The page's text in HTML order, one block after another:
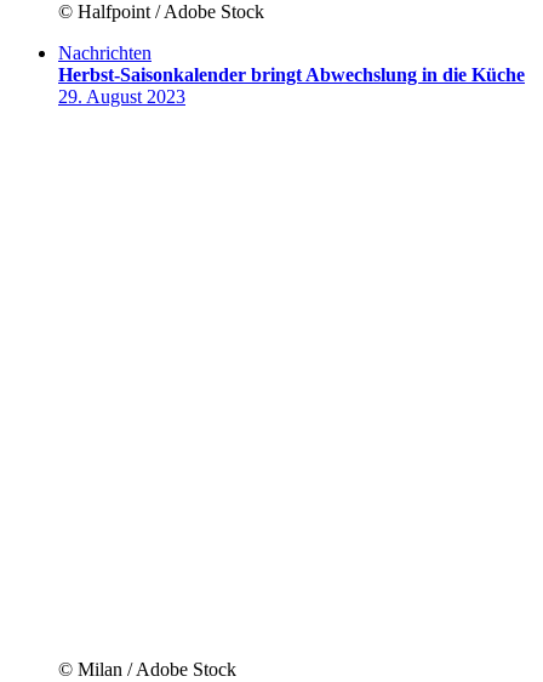
© Halfpoint / Adobe Stock
Nachrichten
Herbst-Saisonkalender bringt Abwechslung in die Küche
29. August 2023
© Milan / Adobe Stock